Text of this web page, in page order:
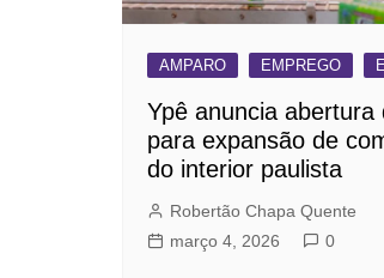
AMPARO EMPREGO
Ypê anuncia abertura
para expansão de
do interior paulista
Robertão Chapa Quente
março 4, 2026
0